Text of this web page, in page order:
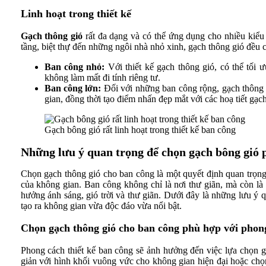
Linh hoạt trong thiết kế
Gạch thông gió rất đa dạng và có thể ứng dụng cho nhiều
tầng, biệt thự đến những ngôi nhà nhỏ xinh, gạch thông gió đều
Ban công nhỏ: Với thiết kế gạch thông gió, có thể tối
không làm mất đi tính riêng tư.
Ban công lớn: Đối với những ban công rộng, gạch
gian, đồng thời tạo điểm nhấn đẹp mắt với các hoạ tiết
Gạch bông gió rất linh hoạt trong thiết kế ban công
Những lưu ý quan trọng để chọn gạch bông gió
Chọn gạch thông gió cho ban công là một quyết định quan
của không gian. Ban công không chỉ là nơi thư giãn, mà còn
hưởng ánh sáng, gió trời và thư giãn. Dưới đây là những lưu ý
tạo ra không gian vừa độc đáo vừa nổi bật.
Chọn gạch thông gió cho ban công phù hợp với
Phong cách thiết kế ban công sẽ ảnh hưởng đến việc lựa chọn
giản với hình khối vuông vức cho không gian hiện đại hoặc